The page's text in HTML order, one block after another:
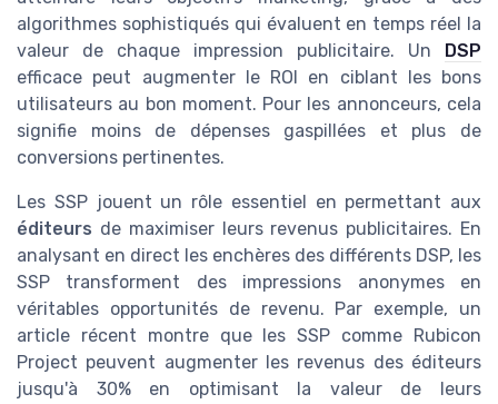
algorithmes sophistiqués qui évaluent en temps réel la
valeur de chaque impression publicitaire. Un DSP
efficace peut augmenter le ROI en ciblant les bons
utilisateurs au bon moment. Pour les annonceurs, cela
signifie moins de dépenses gaspillées et plus de
conversions pertinentes.
Les SSP jouent un rôle essentiel en permettant aux
éditeurs de maximiser leurs revenus publicitaires. En
analysant en direct les enchères des différents DSP, les
SSP transforment des impressions anonymes en
véritables opportunités de revenu. Par exemple, un
article récent montre que les SSP comme Rubicon
Project peuvent augmenter les revenus des éditeurs
jusqu'à 30% en optimisant la valeur de leurs